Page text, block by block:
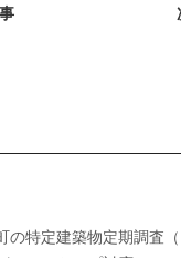
の特定建築物定期調査（